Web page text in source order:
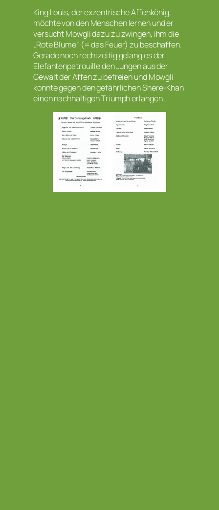
King Louis, der exzentrische Affenkönig,
möchte von den Menschen lernen und er
versucht Mowgli dazu zu zwingen, ihm die
„Rote Blume“ (= das Feuer) zu beschaffen.
Gerade noch rechtzeitig gelang es der
Elefantenpatrouille den Jungen aus der
Gewalt der Affen zu befreien und Mowgli
konnte gegen den gefährlichen Shere-Khan
einen nachhaltigen Triumph erlangen…